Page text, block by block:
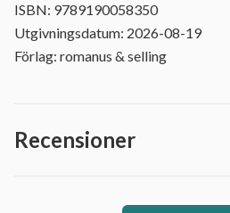
ISBN: 9789190058350
Utgivningsdatum: 2026-08-19
Förlag: romanus & selling
Recensioner